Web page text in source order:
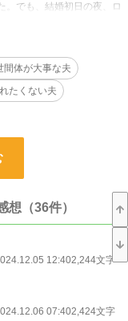
。でも、結婚初日の夜、ロ
義務だからだ。僕には恋人
ないものだ。目の前にい
くれ」
が私の代わりに初夜を迎
ましょう。ですが、こち
間体が大事な夫
たくない夫
想（36件）
12:402,244文字
07:402,424文字